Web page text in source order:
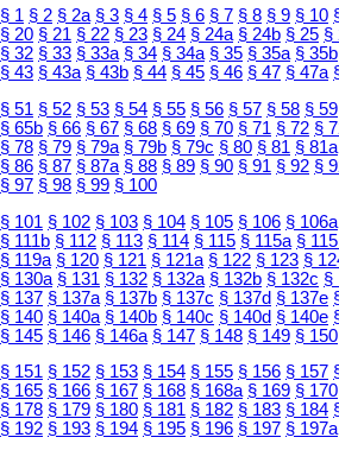
§ 1 § 2 § 2a § 3 § 4 § 5 § 6 § 7 § 8 § 9 § 10
§ 20 § 21 § 22 § 23 § 24 § 24a § 24b § 25 §
§ 32 § 33 § 33a § 34 § 34a § 35 § 35a § 35b
§ 43 § 43a § 43b § 44 § 45 § 46 § 47 § 47a
§ 51 § 52 § 53 § 54 § 55 § 56 § 57 § 58 § 59
§ 65b § 66 § 67 § 68 § 69 § 70 § 71 § 72 §
§ 78 § 79 § 79a § 79b § 79c § 80 § 81 § 81a
§ 86 § 87 § 87a § 88 § 89 § 90 § 91 § 92 §
§ 97 § 98 § 99 § 100
§ 101 § 102 § 103 § 104 § 105 § 106 § 106a
§ 111b § 112 § 113 § 114 § 115 § 115a §
§ 119a § 120 § 121 § 121a § 122 § 123 §
§ 130a § 131 § 132 § 132a § 132b § 132c §
§ 137 § 137a § 137b § 137c § 137d § 137e
§ 140 § 140a § 140b § 140c § 140d § 140e
§ 145 § 146 § 146a § 147 § 148 § 149 § 150
§ 151 § 152 § 153 § 154 § 155 § 156 § 157
§ 165 § 166 § 167 § 168 § 168a § 169 § 170
§ 178 § 179 § 180 § 181 § 182 § 183 § 184
§ 192 § 193 § 194 § 195 § 196 § 197 § 197a